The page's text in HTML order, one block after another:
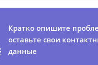
Кратко опишите
оставьте свои
данные